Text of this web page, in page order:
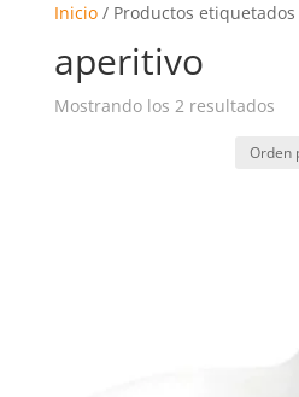
Inicio/ Productos etiquetados
aperitivo
Mostrando los 2 resultados